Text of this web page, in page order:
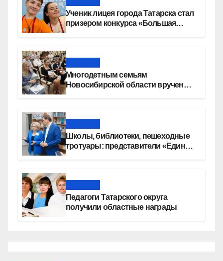
Ученик лицея города Татарска стал
призером конкурса «Большая
Многодетным семьям
Новосибирской области вручены
Школы, библиотеки, пешеходные
тротуары: представители «Единой
Педагоги Татарского округа
получили областные награды